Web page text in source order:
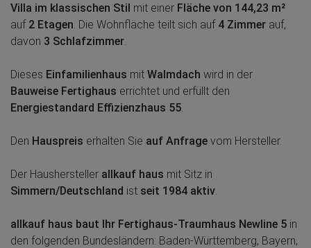
Villa im klassischen Stil mit einer Fläche von 144,23 m²
auf 2 Etagen . Die Wohnfläche teilt sich auf 4 Zimmer auf,
davon 3 Schlafzimmer
Dieses Einfamilienhaus mit Walmdach wird in der
Bauweise Fertighaus errichtet und erfüllt den
Energiestandard Effizienzhaus 55
Den Hauspreis erhalten Sie auf Anfrage vom Hersteller.
Der Haushersteller allkauf haus mit Sitz in
Simmern/Deutschland ist seit 1984 aktiv
allkauf haus baut Ihr Fertighaus-Traumhaus Newline 5 in
den folgenden Bundesländern: Baden-Württemberg, Bayern,